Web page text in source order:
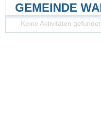
GEMEINDE
Keine Aktivitäten